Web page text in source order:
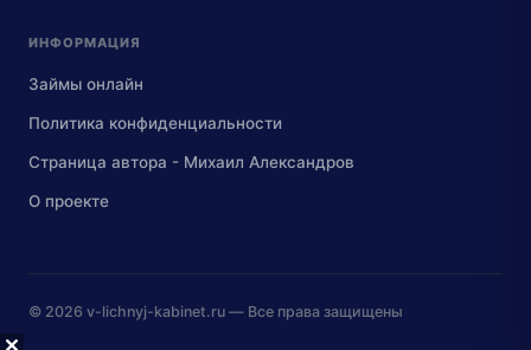
ИНФОРМАЦИЯ
Займы онлайн
Политика конфиденциальности
Страница автора - Михаил Александров
О проекте
© 2026 v-lichnyj-kabinet.ru — Все права защищены